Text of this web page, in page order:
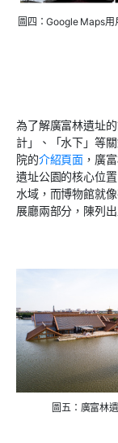
圖四：Google Maps
為了解廣富林遺址
計」、「水下」等
院的介紹頁面 ，廣
遺址公園的核心位
水域，而博物館就
展廳兩部分，陳列出
圖五：廣富林